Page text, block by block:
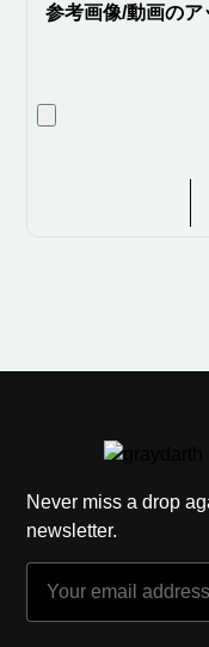
参考画像/動画の
Never miss a drop
newsletter.